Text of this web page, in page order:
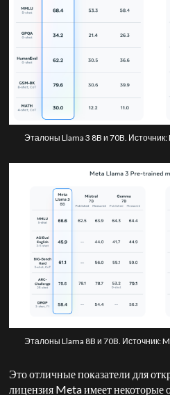
Эталоны Llama 3 8B и 70B. Источник:
Эталоны Llama 8B и 70B. Источник:
Это отличные показатели для
лицензия Meta имеет некоторые